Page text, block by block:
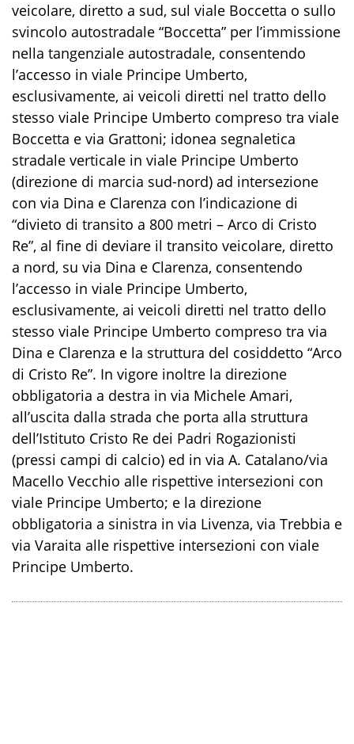
veicolare, diretto a sud, sul viale Boccetta o sullo
svincolo autostradale “Boccetta” per l’immissione
nella tangenziale autostradale, consentendo
l’accesso in viale Principe Umberto,
esclusivamente, ai veicoli diretti nel tratto dello
stesso viale Principe Umberto compreso tra viale
Boccetta e via Grattoni; idonea segnaletica
stradale verticale in viale Principe Umberto
(direzione di marcia sud-nord) ad intersezione
con via Dina e Clarenza con l’indicazione di
“divieto di transito a 800 metri – Arco di Cristo
Re”, al fine di deviare il transito veicolare, diretto
a nord, su via Dina e Clarenza, consentendo
l’accesso in viale Principe Umberto,
esclusivamente, ai veicoli diretti nel tratto dello
stesso viale Principe Umberto compreso tra via
Dina e Clarenza e la struttura del cosiddetto “Arco
di Cristo Re”. In vigore inoltre la direzione
obbligatoria a destra in via Michele Amari,
all’uscita dalla strada che porta alla struttura
dell’Istituto Cristo Re dei Padri Rogazionisti
(pressi campi di calcio) ed in via A. Catalano/via
Macello Vecchio alle rispettive intersezioni con
viale Principe Umberto; e la direzione
obbligatoria a sinistra in via Livenza, via Trebbia e
via Varaita alle rispettive intersezioni con viale
Principe Umberto.